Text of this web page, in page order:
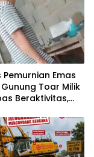
Emas
Toar Milik
Beraktivitas,
Dipertanyakan!